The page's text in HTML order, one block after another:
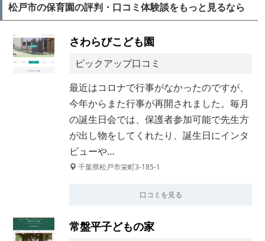
松戸市の保育園の評判・口コミ体験談をもっと見るなら
さわらびこども園
ピックアップ口コミ
最近はコロナで行事がなかったのですが、
今年からまた行事が再開されました。毎月
の誕生日会では、保護者参加可能で先生方
が出し物をしてくれたり、誕生日にインタ
ビューや…
千葉県松戸市栄町3-185-1
口コミを見る
常盤平子どもの家